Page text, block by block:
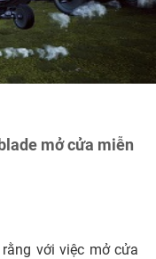
mở cửa miễn
với việc mở cửa